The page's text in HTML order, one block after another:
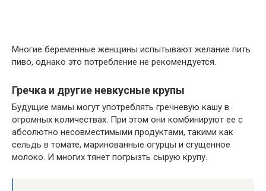
Многие беременные женщины испытывают желание пить
пиво, однако это потребление не рекомендуется.
Гречка и другие невкусные крупы
Будущие мамы могут употреблять гречневую кашу в
огромных количествах. При этом они комбинируют ее с
абсолютно несовместимыми продуктами, такими как
сельдь в томате, маринованные огурцы и сгущенное
молоко. И многих тянет погрызть сырую крупу.